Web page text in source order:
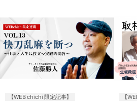
【WEB chichi 限定記事】 【